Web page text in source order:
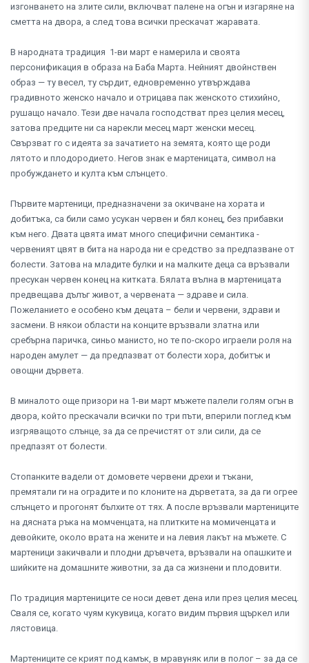
изгонването на злите сили, включват палене на огън и изгаряне на
сметта на двора, а след това всички прескачат жаравата.
В народната традиция 1-ви март е намерила и своята
персонификация в образа на Баба Марта. Нейният двойнствен
образ — ту весел, ту сърдит, едновременно утвърждава
градивното женско начало и отрицава пак женското стихийно,
рушащо начало. Тези две начала господстват през целия месец,
затова предците ни са нарекли месец март женски месец.
Свързват го с идеята за зачатието на земята, която ще роди
лятото и плодородието. Негов знак е мартеницата, символ на
пробуждането и култа към слънцето.
Първите мартеници, предназначени за окичване на хората и
добитъка, са били само усукан червен и бял конец, без прибавки
към него. Двата цвята имат много специфични семантика -
червеният цвят в бита на народа ни е средство за предпазване от
болести. Затова на младите булки и на малките деца са връзвали
пресукан червен конец на китката. Бялата вълна в мартеницата
предвещава дълъг живот, а червената — здраве и сила.
Пожеланието е особено към децата – бели и червени, здрави и
засмени. В някои области на конците връзвали златна или
сребърна паричка, синьо манисто, но те по-скоро играели роля на
народен амулет — да предпазват от болести хора, добитък и
овощни дървета.
В миналото още призори на 1-ви март мъжете палели голям огън в
двора, който прескачали всички по три пъти, вперили поглед към
изгряващото слънце, за да се пречистят от зли сили, да се
предпазят от болести.
Стопанките вадели от домовете червени дрехи и тъкани,
премятали ги на оградите и по клоните на дърветата, за да ги огрее
слънцето и прогонят бълхите от тях. А после връзвали мартениците
на дясната ръка на момченцата, на плитките на момиченцата и
девойките, около врата на жените и на левия лакът на мъжете. С
мартеници закичвали и плодни дръвчета, връзвали на опашките и
шийките на домашните животни, за да са жизнени и плодовити.
По традиция мартениците се носи девет дена или през целия месец.
Сваля се, когато чуям кукувица, когато видим първия щъркел или
лястовица.
Мартениците се крият под камък, в мравуняк или в полог – за да се